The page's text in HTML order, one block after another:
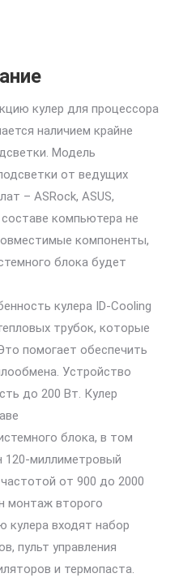
кулер для процессора
наличием крайне
Модель
от ведущих
– ASRock, ASUS,
компьютера не
компоненты,
блока будет
кулера ID-Cooling
трубок, которые
помогает обеспечить
Устройство
до 200 Вт. Кулер
блока, в том
120-миллиметровый
от 900 до 2000
монтаж второго
кулера входят набор
пульт управления
и термопаста.